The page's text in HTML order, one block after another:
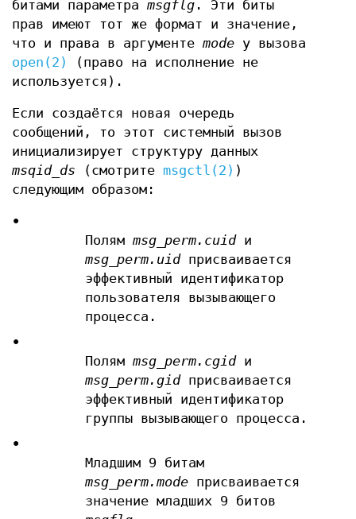
битами параметра msgflg . Эти биты
прав имеют тот же формат и значение,
что и права в аргументе mode у вызова
open(2)
(право на исполнение не
используется).
Если создаётся новая очередь
сообщений, то этот системный вызов
инициализирует структуру данных
msqid_ds (смотрите msgctl(2) )
следующим образом:
•
Полям msg_perm.cuidи
msg_perm.uidприсваивается
эффективный идентификатор
пользователя вызывающего
процесса.
•
Полям msg_perm.cgidи
msg_perm.gidприсваивается
эффективный идентификатор
группы вызывающего процесса.
•
Младшим 9 битам
msg_perm.modeприсваивается
значение младших 9 битов